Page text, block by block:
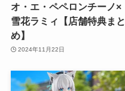
オ・エ・ペペロンチーノ×
雪花ラミィ【店舗特典まと
め】
2024年11月22日